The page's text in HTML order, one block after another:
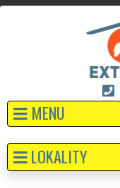
MENU
LOKALITY